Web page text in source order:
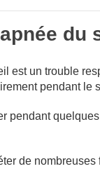
du
est un trouble
pendant le
pendant
de nombreuses